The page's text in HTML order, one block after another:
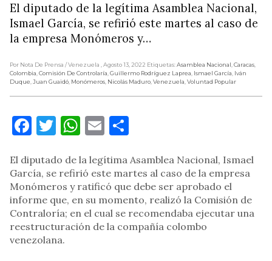
El diputado de la legítima Asamblea Nacional,
Ismael García, se refirió este martes al caso de
la empresa Monómeros y…
Por Nota De Prensa / Venezuela , Agosto 13, 2022 Etiquetas:Asamblea Nacional,Caracas,
Colombia,Comisión De Controlaría,Guillermo Rodríguez Laprea, Ismael García, Iván
Duque,Juan Guaidó, Monómeros, Nicolás Maduro,Venezuela,Voluntad Popular
Facebook
Twitter
WhatsApp
Email
El diputado de la legítima Asamblea Nacional, Ismael
García, se refirió este martes al caso de la empresa
Monómeros y ratificó que debe ser aprobado el
informe que, en su momento, realizó la Comisión de
Contraloría; en el cual se recomendaba ejecutar una
reestructuración de la compañía colombo
venezolana.